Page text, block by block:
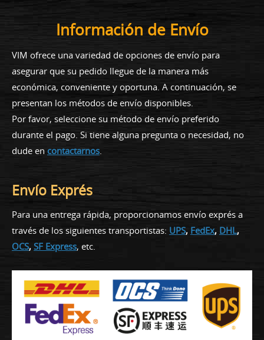
Información de Envío
VIM ofrece una variedad de opciones de envío para
asegurar que su pedido llegue de la manera más
económica, conveniente y oportuna. A continuación, se
presentan los métodos de envío disponibles.
Por favor, seleccione su método de envío preferido
durante el pago. Si tiene alguna pregunta o necesidad, no
dude en contactarnos
Envío Exprés
Para una entrega rápida, proporcionamos envío exprés a
través de los siguientes transportistas: UPS, FedEx, DHL,
OCS, SF Express, etc.